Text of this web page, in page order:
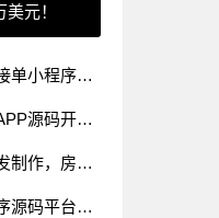
元！
小程序多少钱？
老客户转介绍效果
系统，客户转介绍
？为什么要让技师